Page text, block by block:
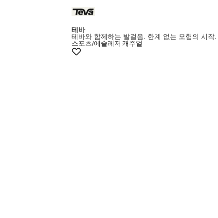
테바
테바와 함께하는 발걸음. 한계 없는 모험의 시작.
스포츠/에슬레저 캐주얼